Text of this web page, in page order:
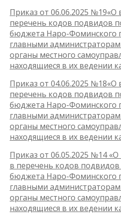
Приказ от 06.06.2025 №19«О
перечень кодов подвидов
бюджета Наро-Фоминского
главными
органы местного
находящиеся в их ведении
Приказ от 04.06.2025 №18«О
перечень кодов подвидов
бюджета Наро-Фоминского
главными
органы местного
находящиеся в их ведении
Приказ от 06.05.2025 №14
в перечень кодов
бюджета Наро-Фоминского
главными
органы местного
находящиеся в их ведении